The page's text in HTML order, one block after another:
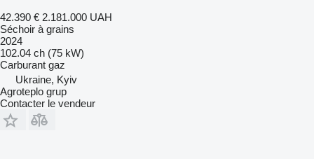
42.390 € 2.181.000 UAH
Séchoir à grains
2024
102.04 ch (75 kW)
Carburant gaz
Ukraine, Kyiv
Agroteplo grup
Contacter le vendeur